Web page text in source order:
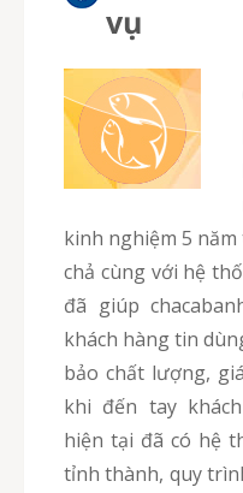
vụ
kinh nghiệm 5
chả cùng với hệ
đã giúp
khách hàng tin
bảo chất lượng,
khi đến tay khách
hiện tại đã có hệ
tỉnh thành, quy